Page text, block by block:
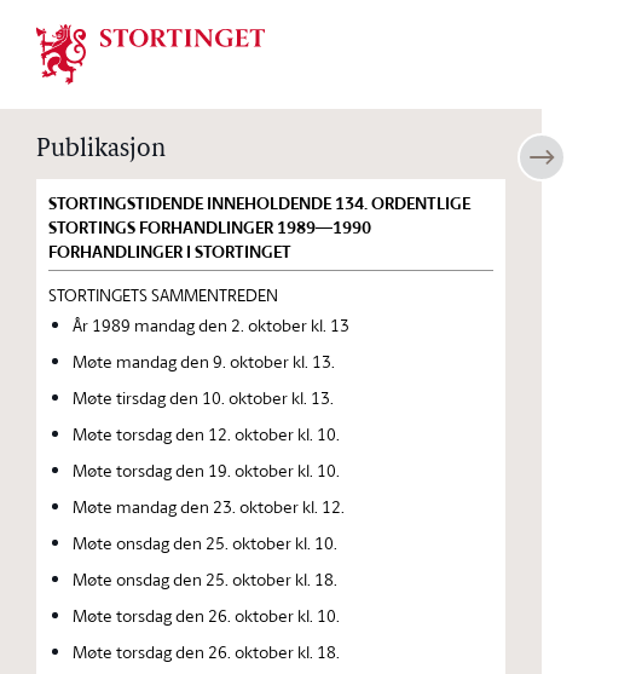
Stortinget.no
Publikasjon
STORTINGSTIDENDE INNEHOLDENDE 134. ORDENTLIGE
STORTINGS FORHANDLINGER 1989—1990
FORHANDLINGER I STORTINGET
STORTINGETS SAMMENTREDEN
År 1989 mandag den 2. oktober kl. 13
Møte mandag den 9. oktober kl. 13.
Møte tirsdag den 10. oktober kl. 13.
Møte torsdag den 12. oktober kl. 10.
Møte torsdag den 19. oktober kl. 10.
Møte mandag den 23. oktober kl. 12.
Møte onsdag den 25. oktober kl. 10.
Møte onsdag den 25. oktober kl. 18.
Møte torsdag den 26. oktober kl. 10.
Møte torsdag den 26. oktober kl. 18.